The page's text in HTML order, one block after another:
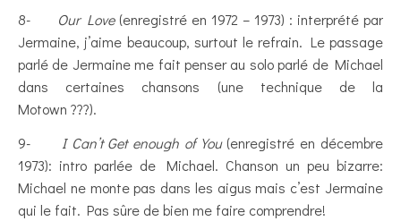
8- Our Love(enregistré en 1972 – 1973) : interprété par
Jermaine, j’aime beaucoup, surtout le refrain. Le passage
parlé de Jermaine me fait penser au solo parlé de Michael
dans certaines chansons (une technique de la
Motown ???).
9-
I Can’t Get enough of You(enregistré en décembre
1973): intro parlée de Michael. Chanson un peu bizarre:
Michael ne monte pas dans les aigus mais c’est Jermaine
qui le fait. Pas sûre de bien me faire comprendre!